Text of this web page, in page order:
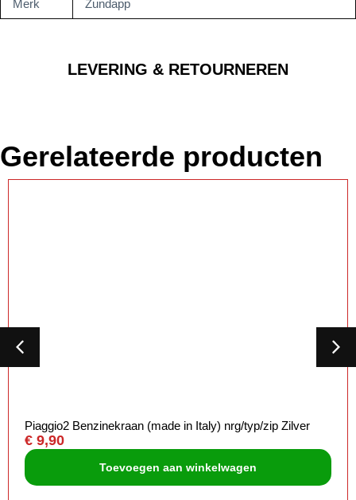
LEVERING & RETOURNEREN
Merk Zundapp
Gerelateerde producten
Piaggio2 Benzinekraan (made in Italy) nrg/typ/zip Zilver
€ 9,90
Toevoegen aan winkelwagen